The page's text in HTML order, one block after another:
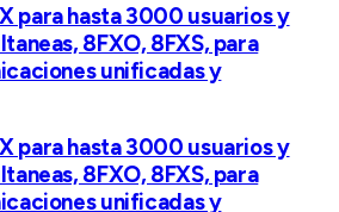
para hasta 3000 usuarios y
8FXO, 8FXS, para
unificadas y
para hasta 3000 usuarios y
8FXO, 8FXS, para
unificadas y